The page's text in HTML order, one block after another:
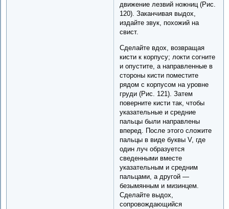
движение лезвий ножниц (Рис.
120). Заканчивая выдох,
издайте звук, похожий на
свист.
Сделайте вдох, возвращая
кисти к корпусу; локти согните
и опустите, а направленные в
стороны кисти поместите
рядом с корпусом на уровне
груди (Рис. 121). Затем
поверните кисти так, чтобы
указательные и средние
пальцы были направлены
вперед. После этого сложите
пальцы в виде буквы V, где
один луч образуется
сведенными вместе
указательным и средним
пальцами, а другой —
безымянным и мизинцем.
Сделайте выдох,
сопровождающийся